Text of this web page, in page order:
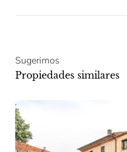
Sugerimos
Propiedades similares